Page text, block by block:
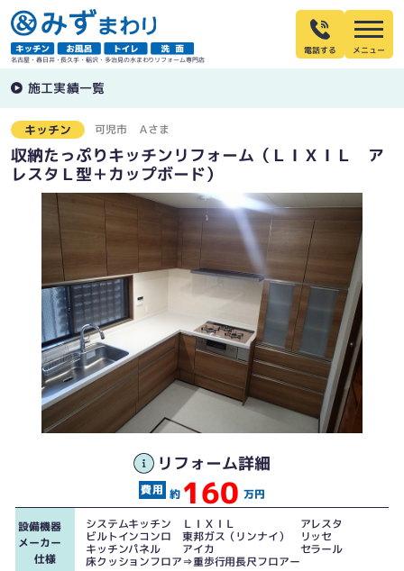
名古屋・春日井・長久手・稲沢・多治見の水まわりリフォーム専門店
電話する
施工実績一覧
キッチン 可児市 Ａさま
収納たっぷりキッチンリフォーム（ＬＩＸＩＬ ア
レスタＬ型＋カップボード）
リフォーム詳細
約 160 万円
設備機器
メーカー
仕様
システムキッチン ＬＩＸＩＬ アレスタ
ビルトインコンロ 東邦ガス（リンナイ） リッセ
キッチンパネル アイカ セラール
床クッションフロア⇒重歩行用長尺フロアー
水栓部部は水が染み込んでしまってフワフワ動く状態でした